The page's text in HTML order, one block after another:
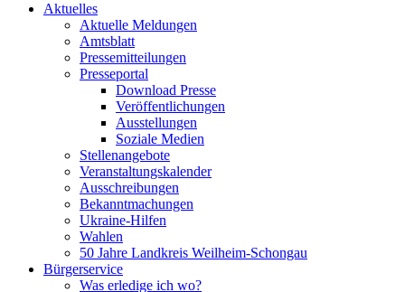
Aktuelles
Aktuelle Meldungen
Amtsblatt
Pressemitteilungen
Presseportal
Download Presse
Veröffentlichungen
Ausstellungen
Soziale Medien
Stellenangebote
Veranstaltungskalender
Ausschreibungen
Bekanntmachungen
Ukraine-Hilfen
Wahlen
50 Jahre Landkreis Weilheim-Schongau
Bürgerservice
Was erledige ich wo?